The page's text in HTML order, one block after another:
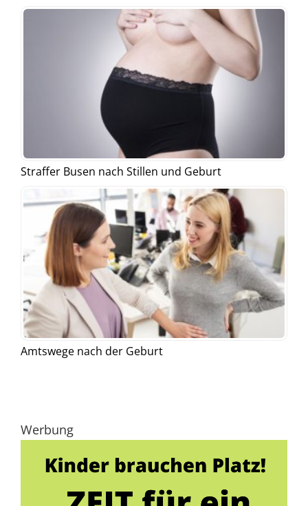
Straffer Busen nach Stillen und Geburt
Amtswege nach der Geburt
Werbung